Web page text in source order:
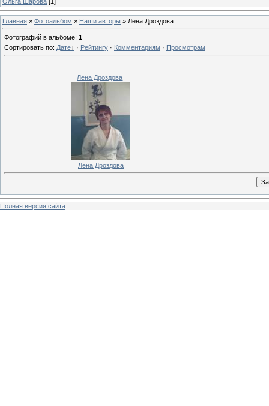
Главная » Фотоальбом » Наши авторы » Лена Дроздова
Фотографий в альбоме: 1
Сортировать по: Дате · Рейтингу · Комментариям · Просмотрам
Лена Дроздова
Лена Дроздова
Полная версия сайта